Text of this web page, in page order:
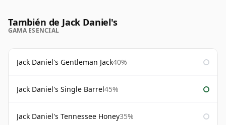
También de Jack Daniel's
GAMA ESENCIAL
Jack Daniel's Gentleman Jack40%
Jack Daniel's Single Barrel45%
Jack Daniel's Tennessee Honey35%